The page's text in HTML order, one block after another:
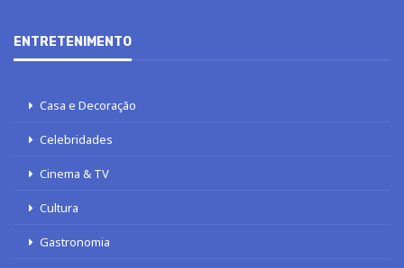
ENTRETENIMENTO
Casa e Decoração
Celebridades
Cinema & TV
Cultura
Gastronomia